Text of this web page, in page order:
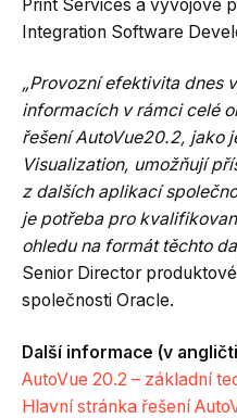
Print Services a vývojové
Integration Software
„Provozní efektivita dnes
informacích v rámci celé
řešení AutoVue20.2, jako
Visualization, umožňují
z dalších aplikací
je potřeba pro
ohledu na formát těchto
Senior Director
společnosti Oracle.
Další informace (v
AutoVue 20.2 – základní
Hlavní stránka řešení